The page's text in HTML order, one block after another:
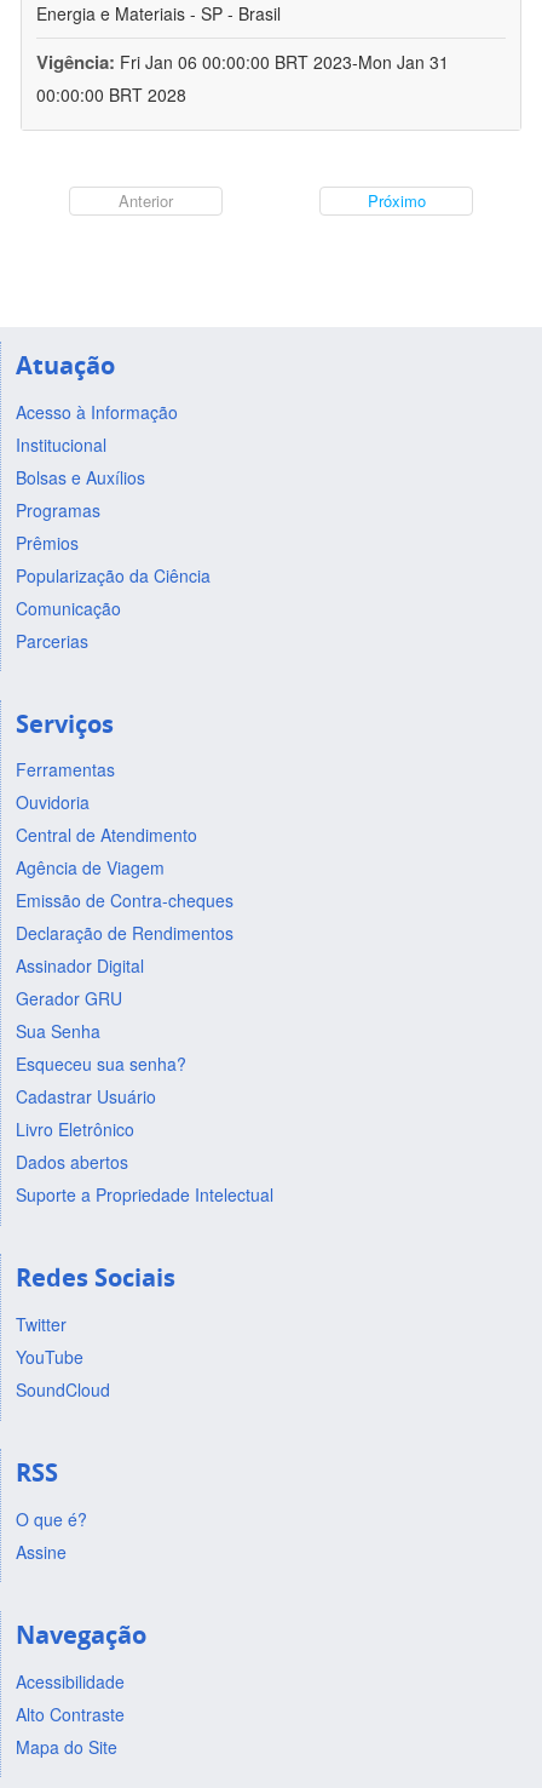
Energia e Materiais - SP - Brasil
Vigência: Fri Jan 06 00:00:00 BRT 2023-Mon Jan 31
00:00:00 BRT 2028
Anterior Próximo
Atuação
Acesso à Informação
Institucional
Bolsas e Auxílios
Programas
Prêmios
Popularização da Ciência
Comunicação
Parcerias
Serviços
Ferramentas
Ouvidoria
Central de Atendimento
Agência de Viagem
Emissão de Contra-cheques
Declaração de Rendimentos
Assinador Digital
Gerador GRU
Sua Senha
Esqueceu sua senha?
Cadastrar Usuário
Livro Eletrônico
Dados abertos
Suporte a Propriedade Intelectual
Redes Sociais
Twitter
YouTube
SoundCloud
RSS
O que é?
Assine
Navegação
Acessibilidade
Alto Contraste
Mapa do Site